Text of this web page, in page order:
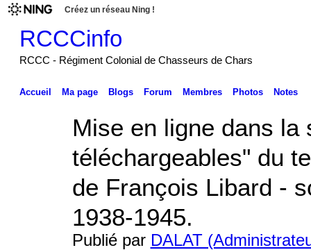
Créez un réseau Ning !
RCCCinfo
RCCC - Régiment Colonial de Chasseurs de Chars
Accueil Ma page Blogs Forum Membres Photos Notes
Mise en ligne dans la
téléchargeables" du
de François Libard -
1938-1945.
Publié par DALAT